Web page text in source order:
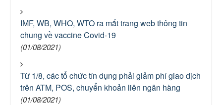
IMF, WB, WHO, WTO ra mắt trang web thông tin
chung về vaccine Covid-19
(01/08/2021)
Từ 1/8, các tổ chức tín dụng phải giảm phí giao dịch
trên ATM, POS, chuyển khoản liên ngân hàng
(01/08/2021)